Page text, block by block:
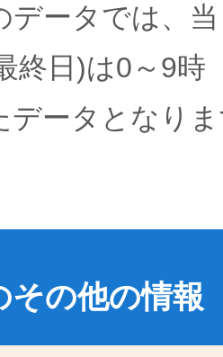
データでは、
終日)は0～9時
データとなり
その他の情報